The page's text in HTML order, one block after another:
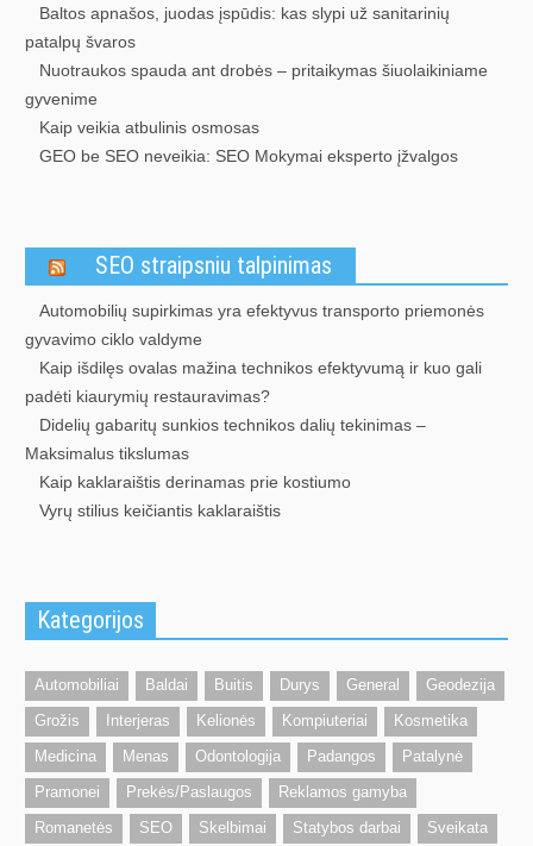
Baltos apnašos, juodas įspūdis: kas slypi už sanitarinių
patalpų švaros
Nuotraukos spauda ant drobės – pritaikymas šiuolaikiniame
gyvenime
Kaip veikia atbulinis osmosas
GEO be SEO neveikia: SEO Mokymai eksperto įžvalgos
SEO straipsniu talpinimas
Automobilių supirkimas yra efektyvus transporto priemonės
gyvavimo ciklo valdyme
Kaip išdilęs ovalas mažina technikos efektyvumą ir kuo gali
padėti kiaurymių restauravimas?
Didelių gabaritų sunkios technikos dalių tekinimas –
Maksimalus tikslumas
Kaip kaklaraištis derinamas prie kostiumo
Vyrų stilius keičiantis kaklaraištis
Kategorijos
Automobiliai Baldai Buitis Durys General
Geodezija
Grožis
Interjeras Kelionės Kompiuteriai
Kosmetika
Medicina
Menas Odontologija Padangos
Patalynė
Pramonei
Prekės/Paslaugos
Reklamos gamyba
Romanetės
SEO Skelbimai Statybos darbai Sveikata